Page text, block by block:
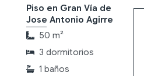
Piso en Gran Vía de
Jose Antonio Agirre
50 m²
3 dormitorios
1 baños